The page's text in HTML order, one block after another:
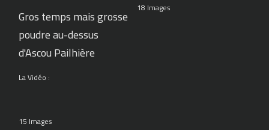
Gros temps mais grosse
poudre au-dessus
d'Ascou Pailhière
La Vidéo :
15 Images
18 Images